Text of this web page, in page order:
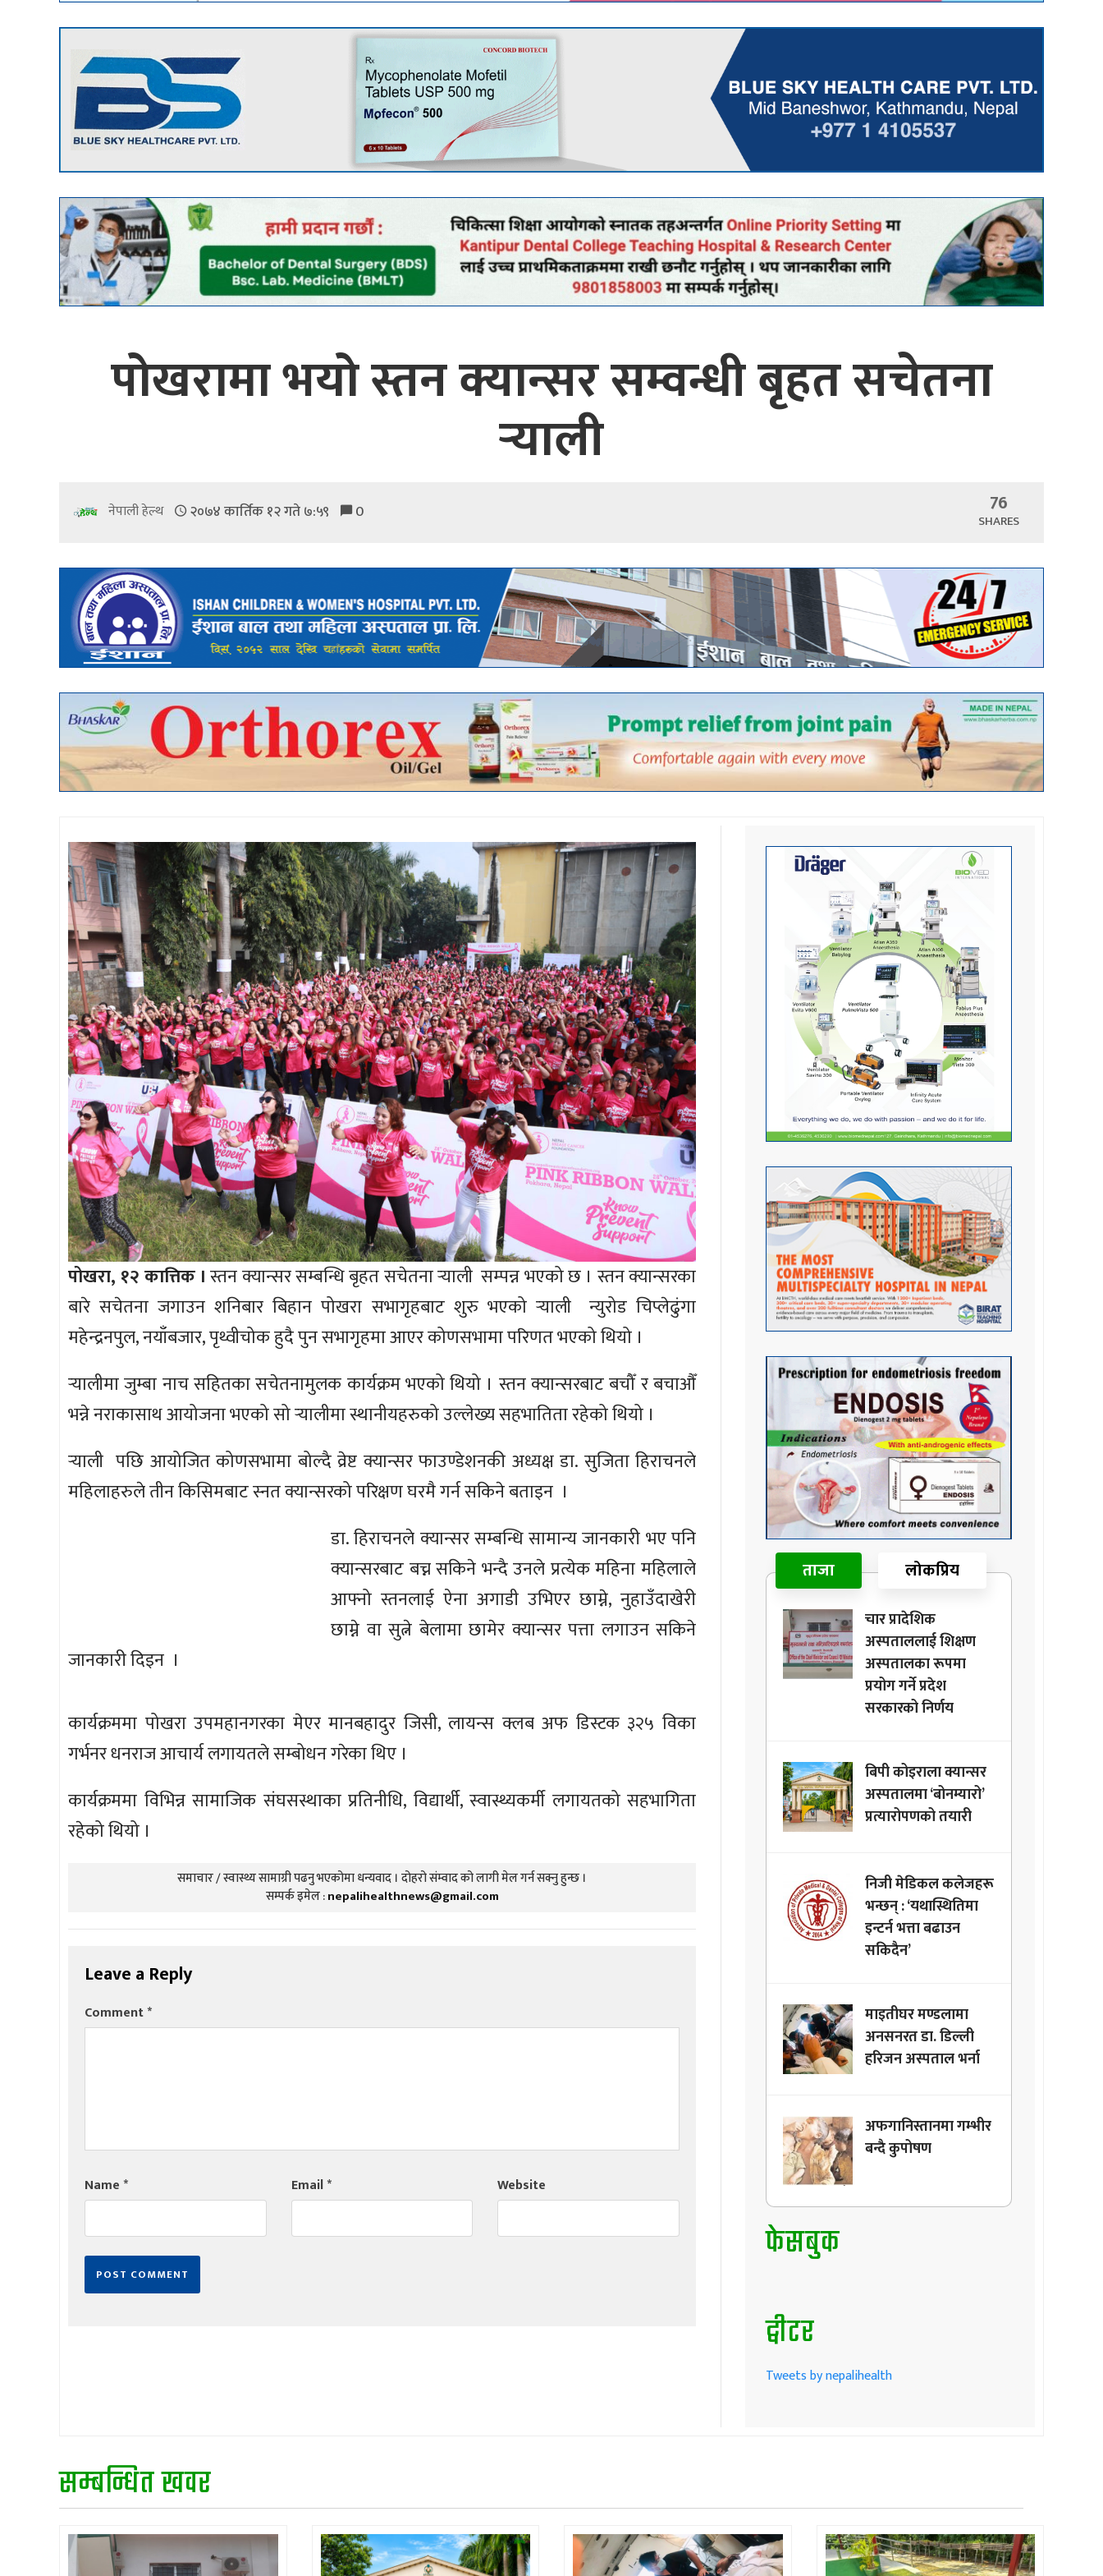
पोखरामा भयो स्तन क्यान्सर सम्वन्धी बृहत सचेतना
ऱ्याली
नेपाली हेल्थ २०७४ कार्तिक १२ गते ७:५९ 0 76
SHARES
पोखरा, १२ कात्तिक ।स्तन क्यान्सर सम्बन्धि बृहत सचेतना ऱ्याली सम्पन्न भएको छ । स्तन क्यान्सरका
बारे सचेतना जगाउन शनिबार बिहान पोखरा सभागृहबाट शुरु भएको ऱ्याली न्युरोड चिप्लेढुंगा
महेन्द्रनपुल, नयाँबजार, पृथ्वीचोक हुदै पुन सभागृहमा आएर कोणसभामा परिणत भएको थियो ।
ऱ्यालीमा जुम्बा नाच सहितका सचेतनामुलक कार्यक्रम भएको थियो । स्तन क्यान्सरबाट बचौँ र बचाऔँ
भन्ने नराकासाथ आयोजना भएको सो ऱ्यालीमा स्थानीयहरुको उल्लेख्य सहभातिता रहेको थियो ।
ऱ्याली पछि आयोजित कोणसभामा बोल्दै व्रेष्ट क्यान्सर फाउण्डेशनकी अध्यक्ष डा. सुजिता हिराचनले
महिलाहरुले तीन किसिमबाट स्नत क्यान्सरको परिक्षण घरमै गर्न सकिने बताइन ।
डा. हिराचनले क्यान्सर सम्बन्धि सामान्य जानकारी भए पनि
क्यान्सरबाट बच्न सकिने भन्दै उनले प्रत्येक महिना महिलाले
आफ्नो स्तनलाई ऐना अगाडी उभिएर छाम्ने, नुहाउँदाखेरी
छाम्ने वा सुत्ने बेलामा छामेर क्यान्सर पत्ता लगाउन सकिने
जानकारी दिइन ।
कार्यक्रममा पोखरा उपमहानगरका मेएर मानबहादुर जिसी, लायन्स क्लब अफ डिस्टक ३२५ विका
गर्भनर धनराज आचार्य लगायतले सम्बोधन गरेका थिए ।
कार्यक्रममा विभिन्न सामाजिक संघसस्थाका प्रतिनीधि, विद्यार्थी, स्वास्थ्यकर्मी लगायतको सहभागिता
रहेको थियो ।
समाचार / स्वास्थ्य सामाग्री पढनु भएकोमा धन्यवाद । दोहरो संम्वाद को लागी मेल गर्न सक्नु हुन्छ ।
सम्पर्क इमेल :nepalihealthnews@gmail.com
Leave a Reply
Comment*
Name* Email* Website
ताजा लोकप्रिय
चार प्रादेशिक
अस्पताललाई शिक्षण
अस्पतालका रूपमा
प्रयोग गर्ने प्रदेश
सरकारको निर्णय
बिपी कोइराला क्यान्सर
अस्पतालमा ‘बोनम्यारो’
प्रत्यारोपणको तयारी
निजी मेडिकल कलेजहरू
भन्छन् : ‘यथास्थितिमा
इन्टर्न भत्ता बढाउन
सकिदैन’
माइतीघर मण्डलामा
अनसनरत डा. डिल्ली
हरिजन अस्पताल भर्ना
अफगानिस्तानमा गम्भीर
बन्दै कुपोषण
फेसबुक
ट्वीटर
Tweets by nepalihealth
सम्बन्धित खवर